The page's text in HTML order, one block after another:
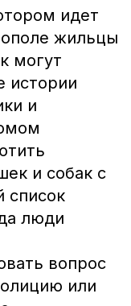
идет
жильцы
могут
истории
и
и собак с
список
люди
вопрос
или